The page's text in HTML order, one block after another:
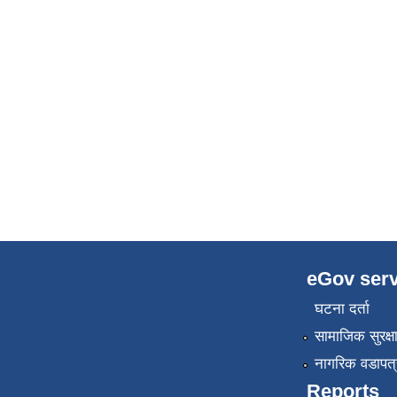
eGov
घटना दर्ता
सामाजिक सुरक्षा
नागरिक
Reports